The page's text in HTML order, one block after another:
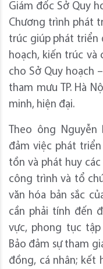
Giám đốc Sở Quy
Chương trình phát
trúc giúp phát triển
hoạch, kiến trúc và
cho Sở Quy hoạch
tham mưu TP. Hà
minh, hiện đại.
Theo ông
đảm việc phát
tồn và phát huy
công trình và tổ
văn hóa bản sắc
cần phải tính đến
vực, phong tục
Bảo đảm sự tham
đồng, cá nhân; kết